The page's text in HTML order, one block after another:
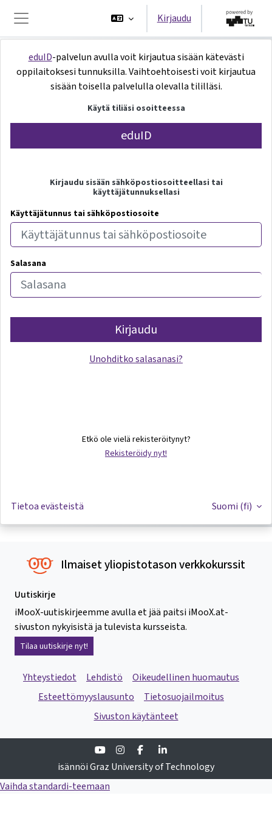
Sivupaneeli
Kirjaudu
Kirjaudu iMooX
eduID-palvelun avulla voit kirjautua sisään kätevästi
oppilaitoksesi tunnuksilla. Vaihtoehtoisesti voit kirjautua
sisään toisella palvelulla olevalla tililläsi.
Käytä tiliäsi osoitteessa
eduID
Kirjaudu sisään sähköpostiosoitteellasi tai
käyttäjätunnuksellasi
Käyttäjätunnus tai sähköpostiosoite
Salasana
Kirjaudu
Unohditko salasanasi?
Etkö ole vielä rekisteröitynyt?
Rekisteröidy nyt!
Tietoa evästeistä Suomi ‎(fi)‎
Ilmaiset yliopistotason verkkokurssit
Uutiskirje
iMooX-uutiskirjeemme avulla et jää paitsi iMooX.at-
sivuston nykyisistä ja tulevista kursseista.
Tilaa uutiskirje nyt!
Yhteystiedot Lehdistö
Oikeudellinen huomautus
Esteettömyyslausunto
Tietosuojailmoitus
Sivuston käytänteet
YoutubeInstagramFacebook
isännöi Graz University of Technology
Vaihda standardi-teemaan